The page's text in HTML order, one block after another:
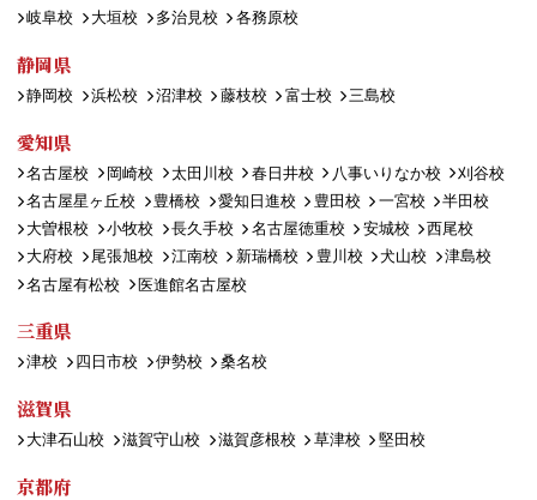
岐阜校 大垣校 多治見校 各務原校
静岡県
静岡校 浜松校 沼津校 藤枝校 富士校 三島校
愛知県
名古屋校 岡崎校 太田川校 春日井校 八事いりなか校
刈谷校
名古屋星ヶ丘校
豊橋校 愛知日進校 豊田校 一宮校
半田校
大曽根校
小牧校 長久手校 名古屋徳重校 安城校
西尾校
大府校
尾張旭校 江南校 新瑞橋校 豊川校 犬山校
津島校
名古屋有松校
医進館名古屋校
三重県
津校 四日市校 伊勢校 桑名校
滋賀県
大津石山校 滋賀守山校 滋賀彦根校 草津校 堅田校
京都府